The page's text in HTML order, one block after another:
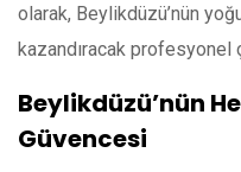
olarak, Beylikdüzü’nün
kazandıracak
Beylikdüzü’nün
Güvencesi